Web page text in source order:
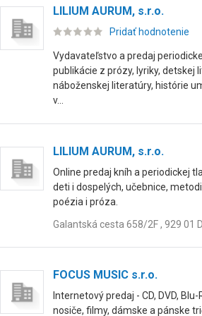
LILIUM AURUM, s.r.o.
Pridať hodnotenie
Vydavateľstvo a predaj
publikácie z prózy, lyriky, detskej
náboženskej literatúry, histórie
v...
LILIUM AURUM, s.r.o.
Online predaj kníh a periodickej
deti i dospelých, učebnice,
poézia i próza.
Galantská cesta 658/2F , 929 01
FOCUS MUSIC s.r.o.
Internetový predaj - CD, DVD, Blu-
nosiče, filmy, dámske a pánske